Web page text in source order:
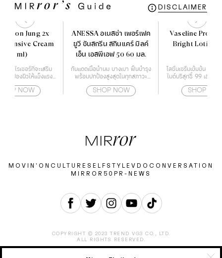
DISCLAIMER
Soon Jung 2x
Cream
(60 ml)
จอร์ไรเซอร์ที่จะเสริม
ะปกป้องผิวให้แข็งแรง
NOW
ANESSA อเนสซ่า เพอร์เฟค
ยูวี ซันสกรีน สกินแคร์ มิลค์
เอ็น เอสพีเอฟ 50 60 มล.
กันแดดเนื้อน้ำนม บางเบา ฟื้นบำรุง
พร้อมปกป้องสูงสุดในทุกสภาวะ
SHOP NOW
Vaseline
Bright Lotion
โลชั่นเซรั่มเข้มข้น ที่ผส
ไมด์บริสุทธิ์ 99 เฮกซิล
SHOP
MOVIN’ON CULTURE SELF STYLE VDO CONVERSATION
MIRROR50 PR-NEWS
COPYRIGHT © 2023 TREND VG3 CO., LTD.
ALL RIGHTS RESERVED.